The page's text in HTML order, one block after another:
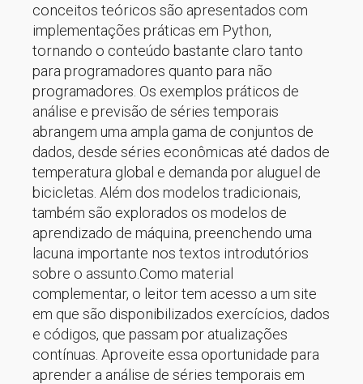
conceitos teóricos são apresentados com
implementações práticas em Python,
tornando o conteúdo bastante claro tanto
para programadores quanto para não
programadores. Os exemplos práticos de
análise e previsão de séries temporais
abrangem uma ampla gama de conjuntos de
dados, desde séries econômicas até dados de
temperatura global e demanda por aluguel de
bicicletas. Além dos modelos tradicionais,
também são explorados os modelos de
aprendizado de máquina, preenchendo uma
lacuna importante nos textos introdutórios
sobre o assunto.Como material
complementar, o leitor tem acesso a um site
em que são disponibilizados exercícios, dados
e códigos, que passam por atualizações
contínuas. Aproveite essa oportunidade para
aprender a análise de séries temporais em